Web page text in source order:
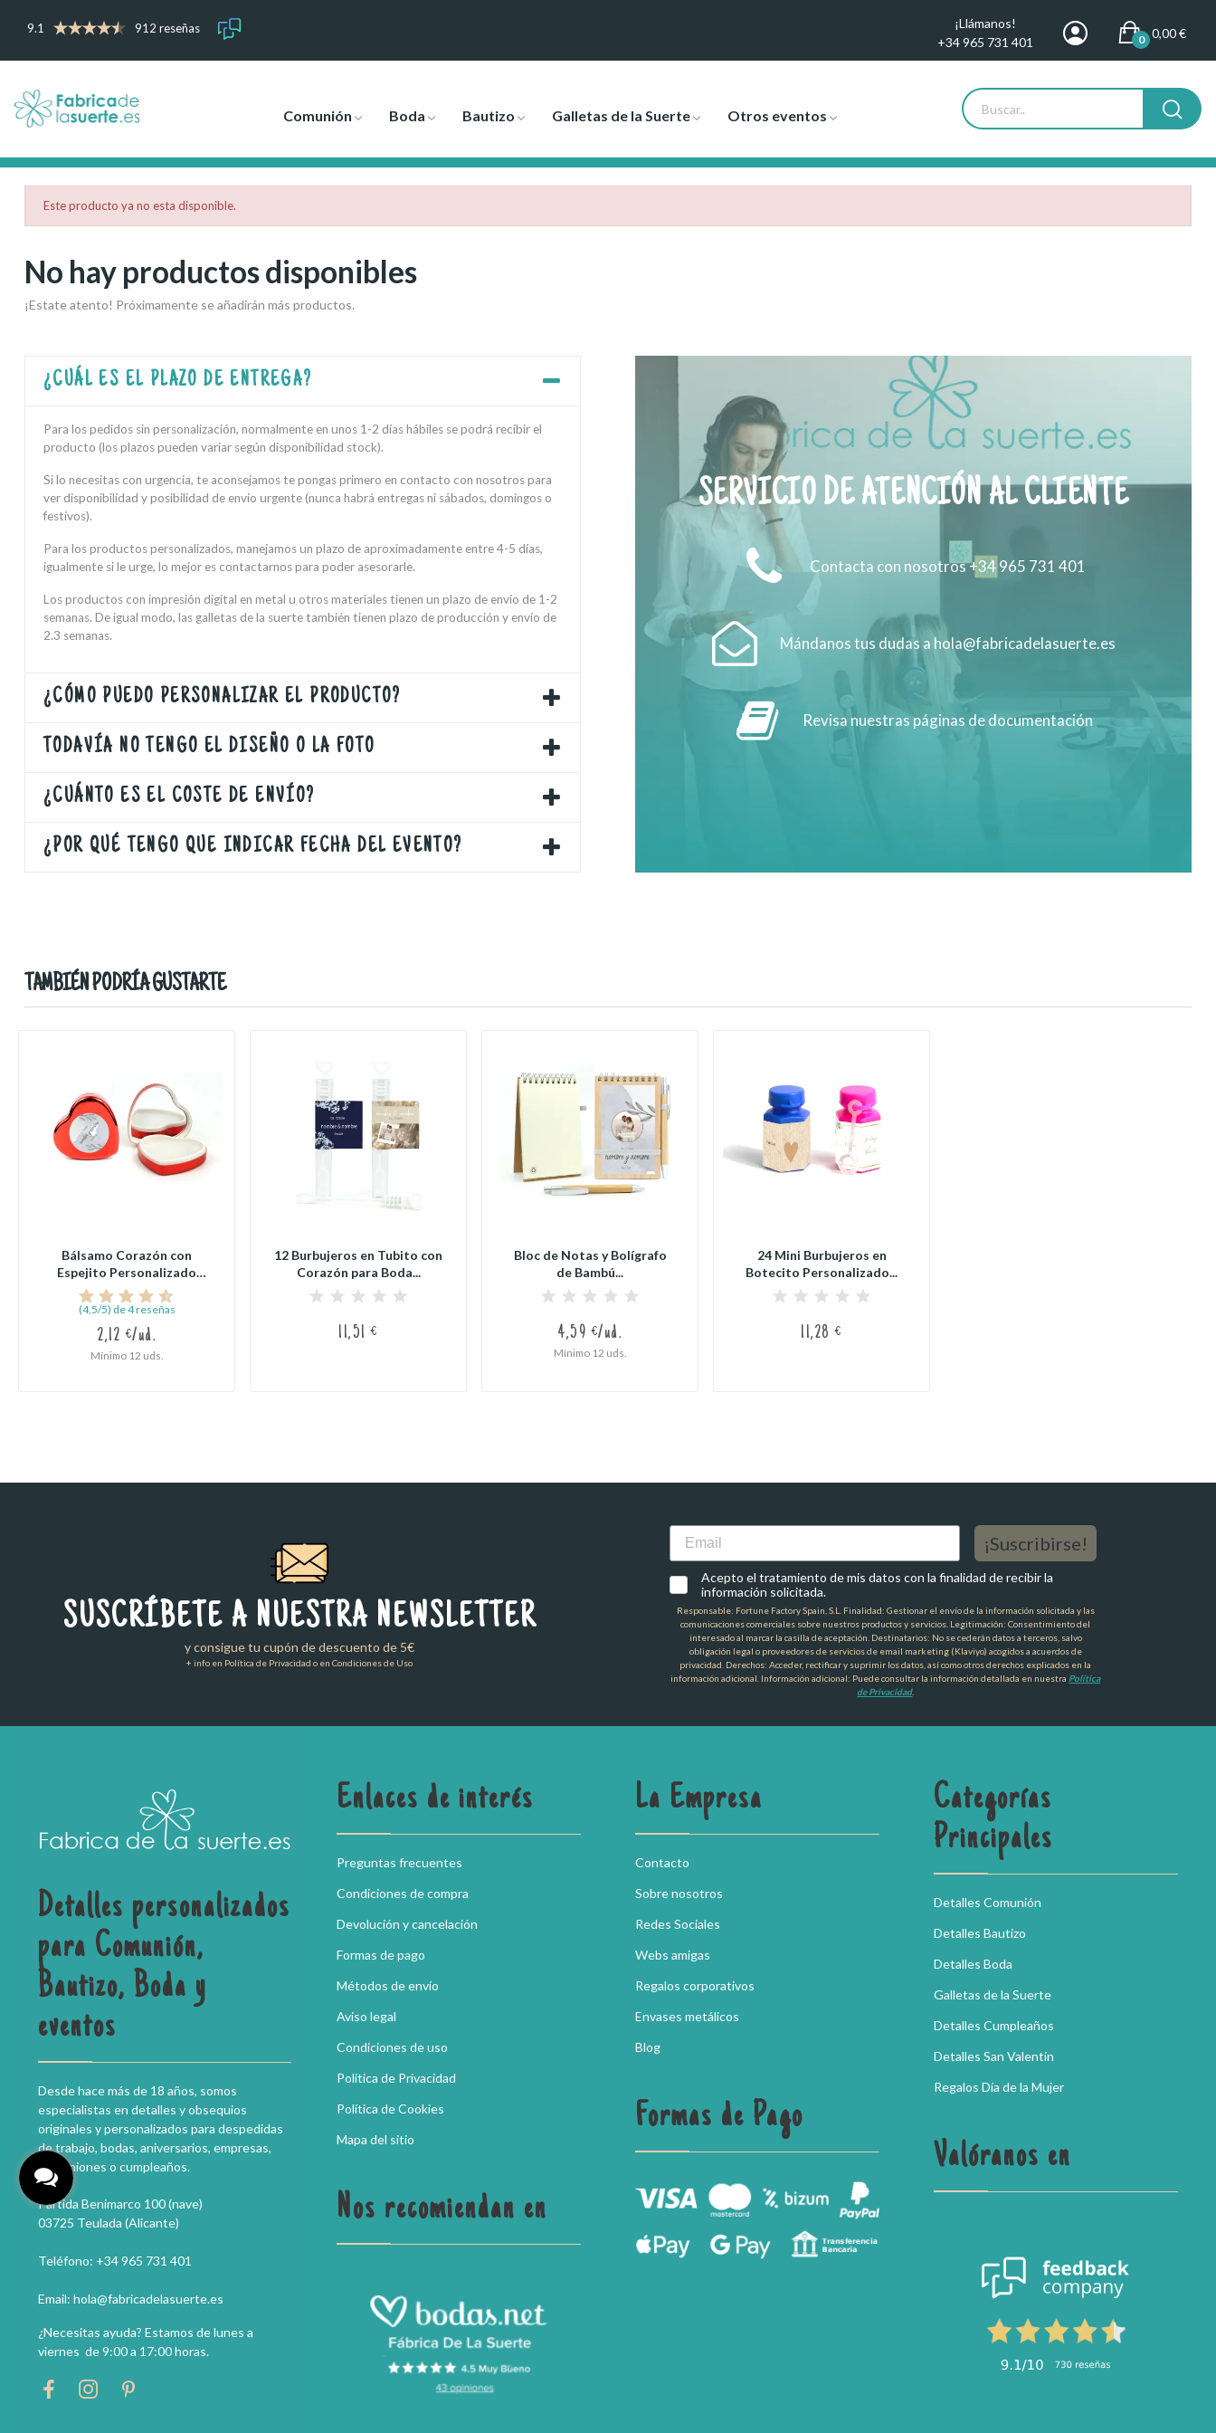
9.1 912 reseñas
¡Llámanos!
+34 965 731 401
0,00 €
0
Comunión Boda Bautizo Galletas de la Suerte Otros eventos
Este producto ya no esta disponible.
No hay productos disponibles
¡Estate atento! Próximamente se añadirán más productos.
¿CUÁL ES EL PLAZO DE ENTREGA?
Para los pedidos sin personalización, normalmente en unos 1-2 días hábiles se podrá recibir el
producto (los plazos pueden variar según disponibilidad stock).
Si lo necesitas con urgencia, te aconsejamos te pongas primero en contacto con nosotros para
ver disponibilidad y posibilidad de envío urgente (nunca habrá entregas ni sábados, domingos o
festivos).
Para los productos personalizados, manejamos un plazo de aproximadamente entre 4-5 días,
igualmente si le urge, lo mejor es contactarnos para poder asesorarle.
Los productos con impresión digital en metal u otros materiales tienen un plazo de envío de 1-2
semanas. De igual modo, las galletas de la suerte también tienen plazo de producción y envío de
2.3 semanas.
¿CÓMO PUEDO PERSONALIZAR EL PRODUCTO?
TODAVÍA NO TENGO EL DISEÑO O LA FOTO
¿CUÁNTO ES EL COSTE DE ENVÍO?
¿POR QUÉ TENGO QUE INDICAR FECHA DEL EVENTO?
SERVICIO DE ATENCIÓN AL CLIENTE
Contacta con nosotros +34 965 731 401
Mándanos tus dudas a hola@fabricadelasuerte.es
Revisa nuestras páginas de documentación
TAMBIÉN PODRÍA GUSTARTE
Bálsamo Corazón con
Espejito Personalizado
para...
(4,5/5) de 4 reseñas
2,12 €/ud.
Mínimo 12 uds.
12 Burbujeros en Tubito con
Corazón para Boda...
11,51 €
Bloc de Notas y Bolígrafo
de Bambú...
4,59 €/ud.
Mínimo 12 uds.
24 Mini Burbujeros en
Botecito Personalizado...
11,28 €
SUSCRÍBETE A NUESTRA NEWSLETTER
y consigue tu cupón de descuento de 5€
+ info en Política de Privacidad o en Condiciones de Uso
Email
¡Suscribirse!
Acepto el tratamiento de mis datos con la finalidad de recibir la
información solicitada.
Responsable: Fortune Factory Spain, S.L. Finalidad: Gestionar el envío de la información solicitada y las
comunicaciones comerciales sobre nuestros productos y servicios. Legitimación: Consentimiento del
interesado al marcar la casilla de aceptación. Destinatarios: No se cederán datos a terceros, salvo
obligación legal o proveedores de servicios de email marketing (Klaviyo) acogidos a acuerdos de
privacidad. Derechos: Acceder, rectificar y suprimir los datos, así como otros derechos explicados en la
información adicional. Información adicional: Puede consultar la información detallada en nuestra Política
de Privacidad.
Detalles personalizados
para Comunión,
Bautizo, Boda y
eventos
Desde hace más de 18 años, somos
especialistas en detalles y obsequios
originales y personalizados para despedidas
de trabajo, bodas, aniversarios, empresas,
comuniones o cumpleaños.
Partida Benimarco 100 (nave)
03725 Teulada (Alicante)
Teléfono: +34 965 731 401
Email: hola@fabricadelasuerte.es
¿Necesitas ayuda? Estamos de lunes a
viernes de 9:00 a 17:00 horas.
Enlaces de interés
Preguntas frecuentes
Condiciones de compra
Devolución y cancelación
Formas de pago
Métodos de envío
Aviso legal
Condiciones de uso
Política de Privacidad
Política de Cookies
Mapa del sitio
Nos recomiendan en
La Empresa
Contacto
Sobre nosotros
Redes Sociales
Webs amigas
Regalos corporativos
Envases metálicos
Blog
Formas de Pago
Categorías
Principales
Detalles Comunión
Detalles Bautizo
Detalles Boda
Galletas de la Suerte
Detalles Cumpleaños
Detalles San Valentín
Regalos Día de la Mujer
Valóranos en